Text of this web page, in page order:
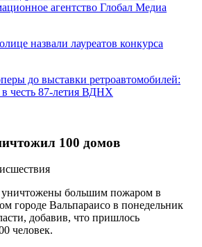
агентство Глобал Медиа
назвали лауреатов конкурса
до выставки ретроавтомобилей:
честь 87-летия ВДНХ
100 домов
уничтожены большим пожаром в
городе Вальпараисо в понедельник
добавив, что пришлось
человек.